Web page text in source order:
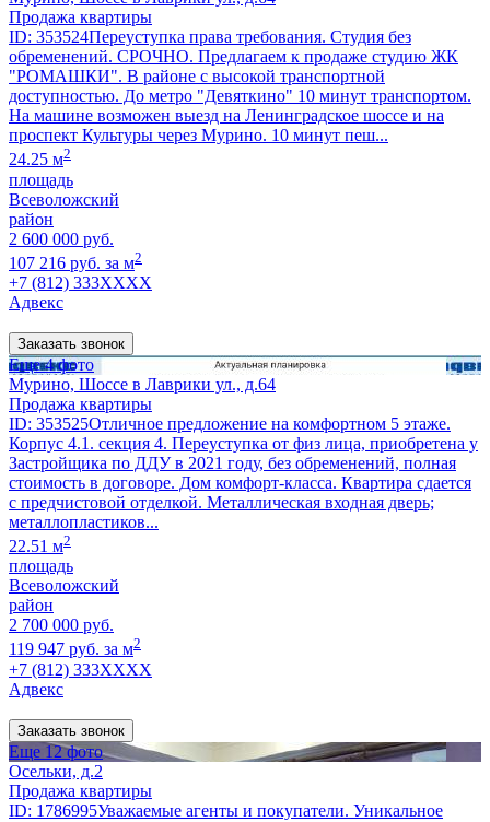
Продажа квартиры
ID: 353524Переуступка права требования. Студия без
обременений. СРОЧНО. Предлагаем к продаже студию ЖК
"РОМАШКИ". В районе с высокой транспортной
доступностью. До метро "Девяткино" 10 минут транспортом.
На машине возможен выезд на Ленинградское шоссе и на
проспект Культуры через Мурино. 10 минут пеш...
24.25 м2
площадь
Всеволожский
район
2 600 000 руб.
107 216 руб. за м2
+7 (812) 333XXXX
Адвекс
Заказать звонок
Еще 4 фото
Мурино, Шоссе в Лаврики ул., д.64
Продажа квартиры
ID: 353525Отличное предложение на комфортном 5 этаже.
Корпус 4.1. секция 4. Переуступка от физ лица, приобретена у
Застройщика по ДДУ в 2021 году, без обременений, полная
стоимость в договоре. Дом комфорт-класса. Квартира сдается
с предчистовой отделкой. Металлическая входная дверь;
металлопластиков...
22.51 м2
площадь
Всеволожский
район
2 700 000 руб.
119 947 руб. за м2
+7 (812) 333XXXX
Адвекс
Заказать звонок
Еще 12 фото
Осельки, д.2
Продажа квартиры
ID: 1786995Уважаемые агенты и покупатели. Уникальное